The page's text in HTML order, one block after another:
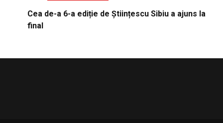
Cea de-a 6-a ediție de Științescu Sibiu a ajuns la
final